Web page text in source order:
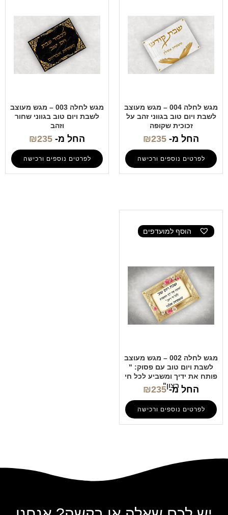
מגש לחלה 004 – מגש מעוצב
לשבת ויום טוב בגווני זהב על
זכוכית שקופה
החל מ- ₪235
לפרטים נוספים ורכישה
מגש לחלה 003 – מגש מעוצב
לשבת ויום טוב בגווני שחור
וזהב
החל מ- ₪235
לפרטים נוספים ורכישה
הוסף למועדפים
מגש לחלה 002 – מגש מעוצב
לשבת ויום טוב עם פסוק: "
פותח את ידיך ומשביע לכל חי
רצון"
החל מ- ₪235
לפרטים נוספים ורכישה